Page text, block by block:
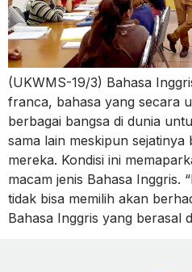
(UKWMS-19/3) Bahasa
franca, bahasa yang secara
berbagai bangsa di dunia
sama lain meskipun
mereka. Kondisi ini
macam jenis Bahasa Inggris.
tidak bisa memilih akan
Bahasa Inggris yang berasal